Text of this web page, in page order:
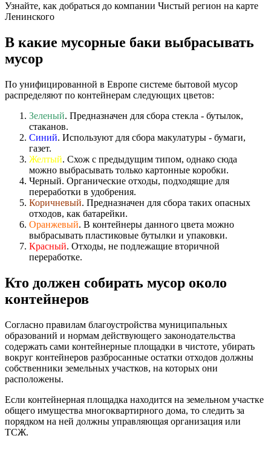
Узнайте, как добраться до компании Чистый регион на карте
Ленинского
В какие мусорные баки выбрасывать
мусор
По унифицированной в Европе системе бытовой мусор
распределяют по контейнерам следующих цветов:
Зеленый. Предназначен для сбора стекла - бутылок,
стаканов.
Синий. Используют для сбора макулатуры - бумаги,
газет.
Желтый. Схож с предыдущим типом, однако сюда
можно выбрасывать только картонные коробки.
Черный. Органические отходы, подходящие для
переработки в удобрения.
Коричневый. Предназначен для сбора таких опасных
отходов, как батарейки.
Оранжевый. В контейнеры данного цвета можно
выбрасывать пластиковые бутылки и упаковки.
Красный. Отходы, не подлежащие вторичной
переработке.
Кто должен собирать мусор около
контейнеров
Согласно правилам благоустройства муниципальных
образований и нормам действующего законодательства
содержать сами контейнерные площадки в чистоте, убирать
вокруг контейнеров разбросанные остатки отходов должны
собственники земельных участков, на которых они
расположены.
Если контейнерная площадка находится на земельном участке
общего имущества многоквартирного дома, то следить за
порядком на ней должны управляющая организация или
ТСЖ.